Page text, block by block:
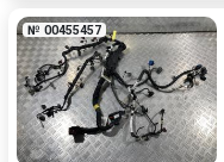
№ 00455457